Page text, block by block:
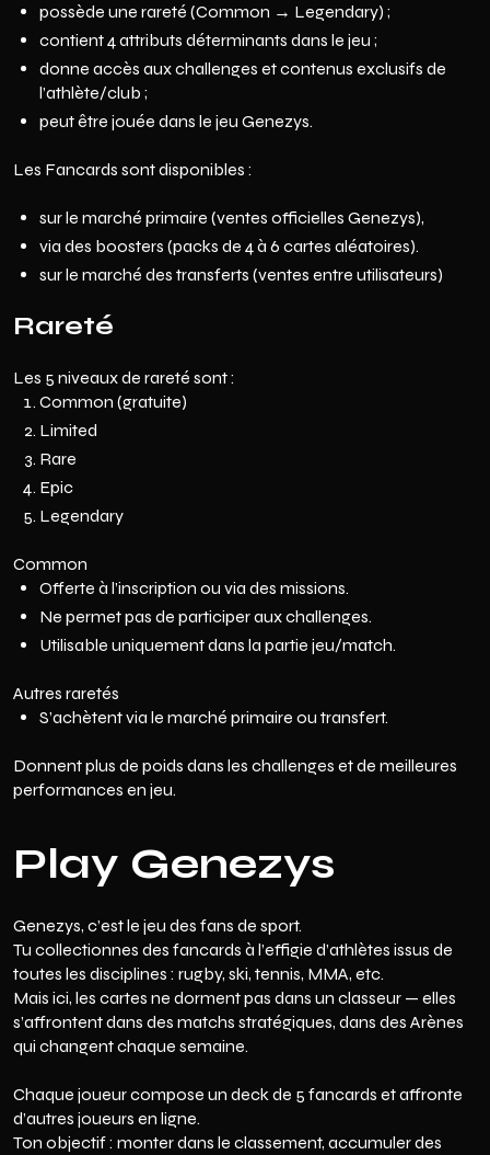
possède une rareté (Common → Legendary) ;
contient 4 attributs déterminants dans le jeu ;
donne accès aux challenges et contenus exclusifs de
l’athlète/club ;
peut être jouée dans le jeu Genezys.
Les Fancards sont disponibles :
sur le marché primaire (ventes officielles Genezys),
via des boosters (packs de 4 à 6 cartes aléatoires).
sur le marché des transferts (ventes entre utilisateurs)
Rareté
Les 5 niveaux de rareté sont :
Common (gratuite)
Limited
Rare
Epic
Legendary
Common
Offerte à l’inscription ou via des missions.
Ne permet pas de participer aux challenges.
Utilisable uniquement dans la partie jeu/match.
Autres raretés
S’achètent via le marché primaire ou transfert.
Donnent plus de poids dans les challenges et de meilleures
performances en jeu.
Play Genezys
Genezys, c’est le jeu des fans de sport.
Tu collectionnes des fancards à l’effigie d’athlètes issus de
toutes les disciplines : rugby, ski, tennis, MMA, etc.
Mais ici, les cartes ne dorment pas dans un classeur — elles
s’affrontent dans des matchs stratégiques, dans des Arènes
qui changent chaque semaine.
Chaque joueur compose un deck de 5 fancards et affronte
d’autres joueurs en ligne.
Ton objectif : monter dans le classement, accumuler des